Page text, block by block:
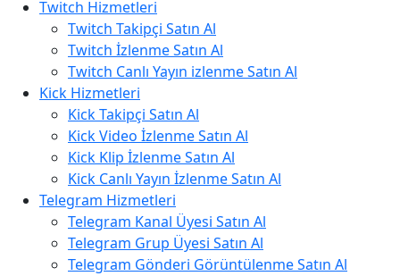
Twitch Hizmetleri
Twitch Takipçi Satın Al
Twitch İzlenme Satın Al
Twitch Canlı Yayın izlenme Satın Al
Kick Hizmetleri
Kick Takipçi Satın Al
Kick Video İzlenme Satın Al
Kick Klip İzlenme Satın Al
Kick Canlı Yayın İzlenme Satın Al
Telegram Hizmetleri
Telegram Kanal Üyesi Satın Al
Telegram Grup Üyesi Satın Al
Telegram Gönderi Görüntülenme Satın Al